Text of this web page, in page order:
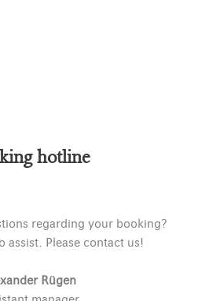
hotline
regarding your booking?
assist. Please contact us!
Rügen